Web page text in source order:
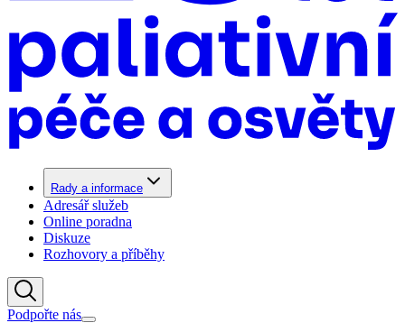
Rady a informace
Adresář služeb
Online poradna
Diskuze
Rozhovory a příběhy
Podpořte nás